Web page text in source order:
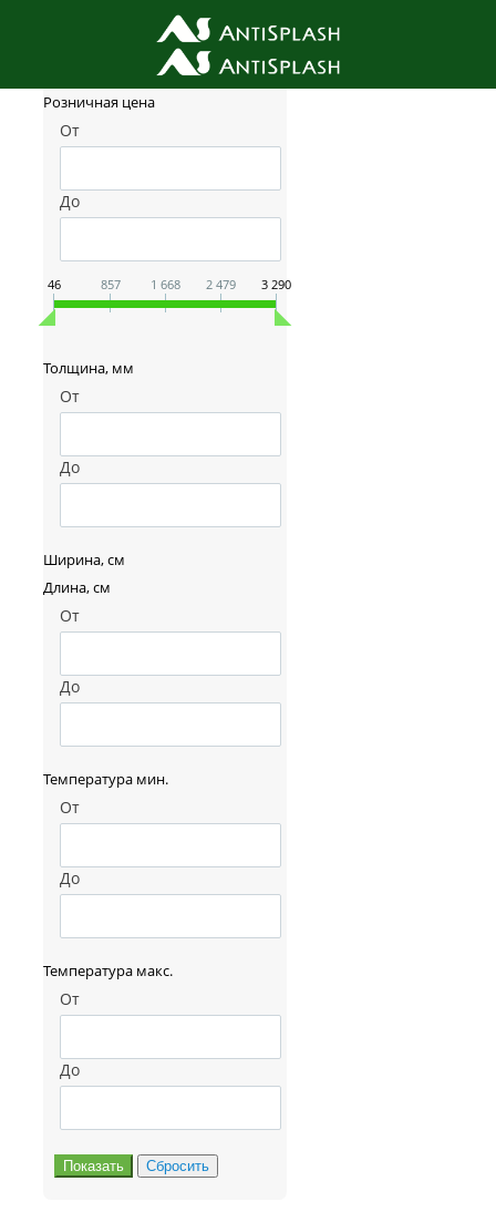
Фильтр товаров
Розничная цена
От
До
46 857 1 668 2 479 3 290
Толщина, мм
От
До
Ширина, см
Длина, см
От
До
Температура мин.
От
До
Температура макс.
От
До